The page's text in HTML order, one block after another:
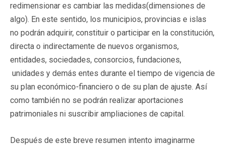
redimensionar es cambiar las medidas(dimensiones de
algo). En este sentido, los municipios, provincias e islas
no podrán adquirir, constituir o participar en la constitución,
directa o indirectamente de nuevos organismos,
entidades, sociedades, consorcios, fundaciones,
unidades y demás entes durante el tiempo de vigencia de
su plan económico-financiero o de su plan de ajuste. Así
como también no se podrán realizar aportaciones
patrimoniales ni suscribir ampliaciones de capital.
Después de este breve resumen intento imaginarme